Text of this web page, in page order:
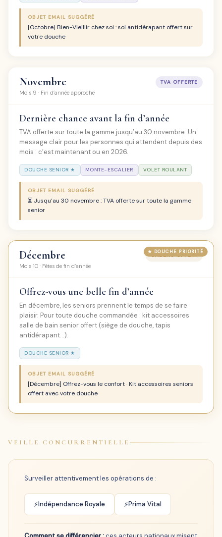
OBJET EMAIL SUGGÉRÉ
[Octobre] Bien-Vieillir chez soi : sol antidérapant offert sur
votre douche
Novembre
Mois 9 · Fin d’année approche
TVA OFFERTE
Dernière chance avant la fin d’année
TVA offerte sur toute la gamme jusqu’au 30 novembre. Un
message clair pour les personnes qui attendent depuis des
mois : c’est maintenant ou en 2026.
DOUCHE SENIOR ★ MONTE-ESCALIER VOLET ROULANT
OBJET EMAIL SUGGÉRÉ
⏳ Jusqu’au 30 novembre : TVA offerte sur toute la gamme
senior
Décembre
Mois 10 · Fêtes de fin d’année
CADEAU OFFERT
Offrez-vous une belle fin d’année
En décembre, les seniors prennent le temps de se faire
plaisir. Pour toute douche commandée : kit accessoires
salle de bain senior offert (siège de douche, tapis
antidérapant…).
DOUCHE SENIOR ★
OBJET EMAIL SUGGÉRÉ
[Décembre] Offrez-vous le confort · Kit accessoires seniors
offert avec votre douche
VEILLE CONCURRENTIELLE
Surveiller attentivement les opérations de :
Indépendance Royale Prima Vital